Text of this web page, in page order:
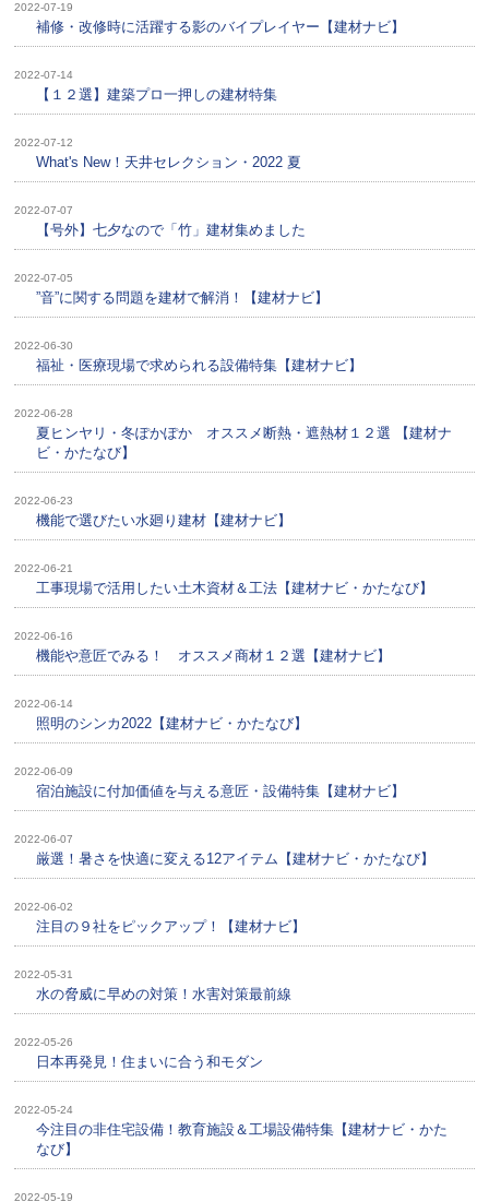
2022-07-19
補修・改修時に活躍する影のバイプレイヤー【建材ナビ】
2022-07-14
【１２選】建築プロ一押しの建材特集
2022-07-12
What's New！天井セレクション・2022 夏
2022-07-07
【号外】七夕なので「竹」建材集めました
2022-07-05
”音”に関する問題を建材で解消！【建材ナビ】
2022-06-30
福祉・医療現場で求められる設備特集【建材ナビ】
2022-06-28
夏ヒンヤリ・冬ぽかぽか オススメ断熱・遮熱材１２選 【建材ナ
ビ・かたなび】
2022-06-23
機能で選びたい水廻り建材【建材ナビ】
2022-06-21
工事現場で活用したい土木資材＆工法【建材ナビ・かたなび】
2022-06-16
機能や意匠でみる！ オススメ商材１２選【建材ナビ】
2022-06-14
照明のシンカ2022【建材ナビ・かたなび】
2022-06-09
宿泊施設に付加価値を与える意匠・設備特集【建材ナビ】
2022-06-07
厳選！暑さを快適に変える12アイテム【建材ナビ・かたなび】
2022-06-02
注目の９社をピックアップ！【建材ナビ】
2022-05-31
水の脅威に早めの対策！水害対策最前線
2022-05-26
日本再発見！住まいに合う和モダン
2022-05-24
今注目の非住宅設備！教育施設＆工場設備特集【建材ナビ・かた
なび】
2022-05-19